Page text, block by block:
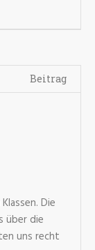
Beitrag
Die
über die
uns recht